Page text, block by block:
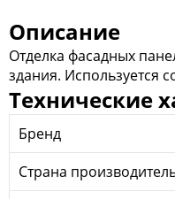
Описание
Отделка фасадных
здания. Используется
Технические
Бренд
Страна